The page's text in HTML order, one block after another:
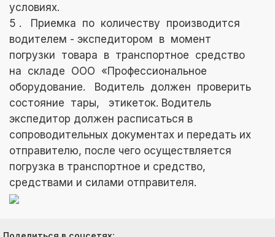
условиях.
5 . Приемка по количеству производится
водителем - экспедитором в момент
погрузки товара в транспортное средство
на складе ООО «Профессиональное
оборудование. Водитель должен проверить
состояние тары, этикеток. Водитель
экспедитор должен расписаться в
сопроводительных документах и передать их
отправителю, после чего осуществляется
погрузка в транспортное и средство,
средствами и силами отправителя.